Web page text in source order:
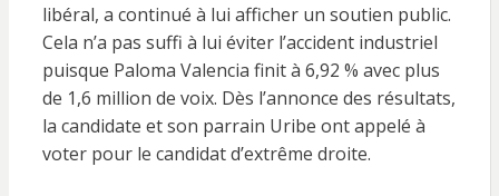
libéral, a continué à lui afficher un soutien public.
Cela n’a pas suffi à lui éviter l’accident industriel
puisque Paloma Valencia finit à 6,92 % avec plus
de 1,6 million de voix. Dès l’annonce des résultats,
la candidate et son parrain Uribe ont appelé à
voter pour le candidat d’extrême droite.